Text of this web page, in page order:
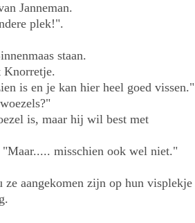
Janneman.
plek!".
staan.
Knorretje.
is en je kan hier heel goed vissen."
is, maar hij wil best met
misschien ook wel niet."
ze aangekomen zijn op hun visplekje